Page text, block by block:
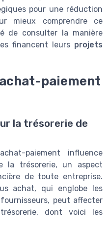
pour une réduction
mieux comprendre ce
de consulter la manière
financent leurs projets
paiement
la trésorerie de
paiement influence
la trésorerie, un aspect
de toute entreprise.
achat, qui englobe les
peut affecter
dont voici les